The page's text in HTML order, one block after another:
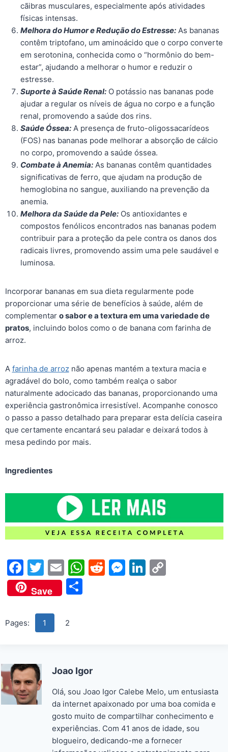
cãibras musculares, especialmente após atividades
físicas intensas.
Melhora do Humor e Redução do Estresse:As bananas
contêm triptofano, um aminoácido que o corpo converte
em serotonina, conhecida como o “hormônio do bem-
estar”, ajudando a melhorar o humor e reduzir o
estresse.
Suporte à Saúde Renal: O potássio nas bananas pode
ajudar a regular os níveis de água no corpo e a função
renal, promovendo a saúde dos rins.
Saúde Óssea:A presença de fruto-oligossacarídeos
(FOS) nas bananas pode melhorar a absorção de cálcio
no corpo, promovendo a saúde óssea.
Combate à Anemia: As bananas contêm quantidades
significativas de ferro, que ajudam na produção de
hemoglobina no sangue, auxiliando na prevenção da
anemia.
Melhora da Saúde da Pele: Os antioxidantes e
compostos fenólicos encontrados nas bananas podem
contribuir para a proteção da pele contra os danos dos
radicais livres, promovendo assim uma pele saudável e
luminosa.
Incorporar bananas em sua dieta regularmente pode
proporcionar uma série de benefícios à saúde, além de
complementar o sabor e a textura em uma variedade de
pratos, incluindo bolos como o de banana com farinha de
arroz.
A farinha de arroznão apenas mantém a textura macia e
agradável do bolo, como também realça o sabor
naturalmente adocicado das bananas, proporcionando uma
experiência gastronômica irresistível. Acompanhe conosco
o passo a passo detalhado para preparar esta delícia caseira
que certamente encantará seu paladar e deixará todos à
mesa pedindo por mais.
Ingredientes
F
a
c
e
b
o
k
T
w
itt
er
E
m
ai
l
W
p
R M Li C
Save
S
Pages: 1 2
Joao Igor
Olá, sou Joao Igor Calebe Melo, um entusiasta
da internet apaixonado por uma boa comida e
gosto muito de compartilhar conhecimento e
experiências. Com 41 anos de idade, sou
blogueiro, dedicando-me a fornecer